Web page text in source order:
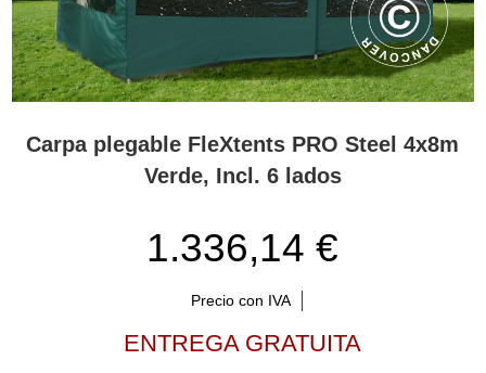
Carpa plegable FleXtents PRO Steel 4x8m
Verde, Incl. 6 lados
1.336,14 €
Precio con IVA
ENTREGA GRATUITA